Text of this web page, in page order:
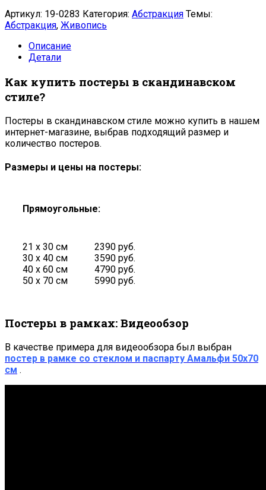
Артикул: 19-0283 Категория: Абстракция Темы:
Абстракция, Живопись
Описание
Детали
Как купить постеры в скандинавском
стиле?
Постеры в скандинавском стиле можно купить в нашем
интернет-магазине, выбрав подходящий размер и
количество постеров.
Размеры и цены на постеры:
Прямоугольные:
21 х 30 см
30 х 40 см
40 х 60 см
50 х 70 см
2390 руб.
3590 руб.
4790 руб.
5990 руб.
Постеры в рамках: Видеообзор
В качестве примера для видеообзора был выбран
постер в рамке со стеклом и паспарту Амальфи 50х70
см .